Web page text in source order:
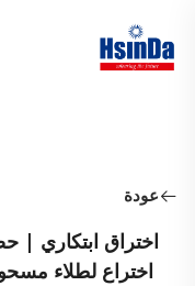
عودة
اختراع لطلاء